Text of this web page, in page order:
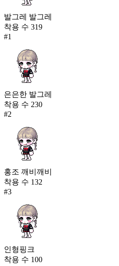
발그레 발그레
착용 수 319
#1
은은한 발그레
착용 수 230
#2
홍조 깨비깨비
착용 수 132
#3
인형핑크
착용 수 100